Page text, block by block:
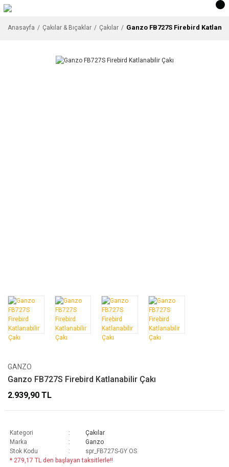
Anasayfa Çakılar & Bıçaklar Çakılar Ganzo FB727S Firebird
GANZO
Ganzo FB727S Firebird Katlanabilir Çakı
2.939,90 TL
Kategori
Çakılar
Marka
Ganzo
Stok Kodu
spr_FB727S-GY OS
* 279,17 TL den başlayan taksitlerle!!